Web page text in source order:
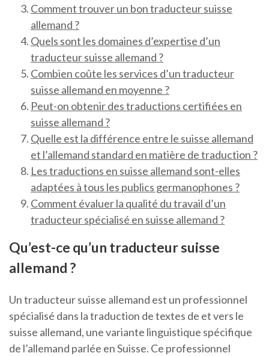
Comment trouver un bon traducteur suisse
allemand ?
Quels sont les domaines d’expertise d’un
traducteur suisse allemand ?
Combien coûte les services d’un traducteur
suisse allemand en moyenne ?
Peut-on obtenir des traductions certifiées en
suisse allemand ?
Quelle est la différence entre le suisse allemand
et l’allemand standard en matière de traduction ?
Les traductions en suisse allemand sont-elles
adaptées à tous les publics germanophones ?
Comment évaluer la qualité du travail d’un
traducteur spécialisé en suisse allemand ?
Qu’est-ce qu’un traducteur suisse
allemand ?
Un traducteur suisse allemand est un professionnel
spécialisé dans la traduction de textes de et vers le
suisse allemand, une variante linguistique spécifique
de l’allemand parlée en Suisse. Ce professionnel